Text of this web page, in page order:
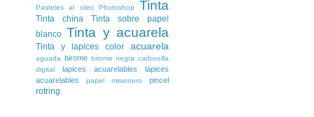
Pasteles al oleo Photoshop Tinta
Tinta china
Tinta sobre papel
blanco Tinta y acuarela
Tinta y lapices color acuarela
aguada birome birome negra carbonilla
digital
lapices acuarelables
lápices
acuarelables
papel misionero pincel
rotring